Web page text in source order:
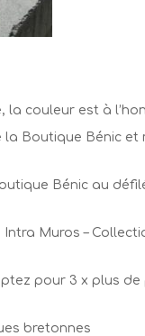
la couleur est à
la Boutique Bénic et
Bénic au
Intra Muros –
pour 3 x plus
bretonnes